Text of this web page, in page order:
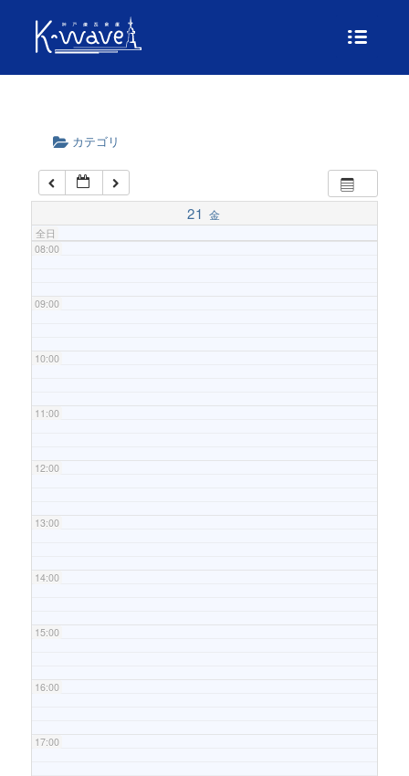
カテゴリ
21 金
全日
04:00
06:00
07:00
08:00
09:00
10:00
11:00
12:00
13:00
14:00
15:00
16:00
17:00